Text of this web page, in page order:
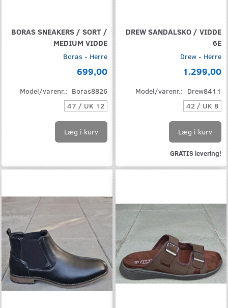
BORAS SNEAKERS / SORT /
MEDIUM VIDDE
Boras - Herre
699,00
Model/varenr.: Boras8826
47 / UK 12
Læg i kurv
DREW SANDALSKO / VIDDE
6E
Drew - Herre
1.299,00
Model/varenr.: Drew8411
42 / UK 8
Læg i kurv
GRATIS levering!